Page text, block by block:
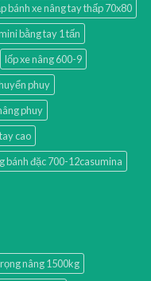
bánh xe nâng tay thấp 70x80
bằng tay 1 tấn
lốp xe nâng 600-9
phuy
phuy
cao
bánh đặc 700-12casumina
nâng 1500kg